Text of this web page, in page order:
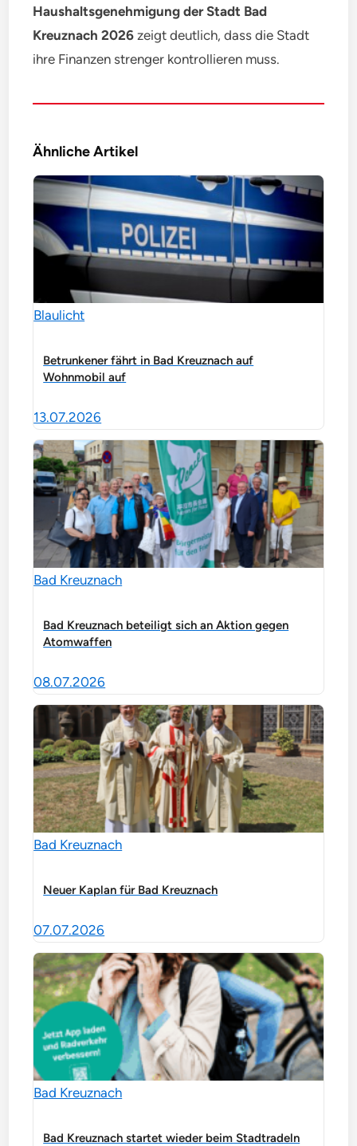
Haushaltsgenehmigung der Stadt Bad
Kreuznach 2026 zeigt deutlich, dass die Stadt
ihre Finanzen strenger kontrollieren muss.
Ähnliche Artikel
Blaulicht
Betrunkener fährt in Bad Kreuznach auf
Wohnmobil auf
13.07.2026
Bad Kreuznach
Bad Kreuznach beteiligt sich an Aktion gegen
Atomwaffen
08.07.2026
Bad Kreuznach
Neuer Kaplan für Bad Kreuznach
07.07.2026
Bad Kreuznach
Bad Kreuznach startet wieder beim Stadtradeln